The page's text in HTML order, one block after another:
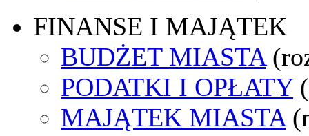
FINANSE I MAJĄTEK
BUDŻET MIASTA
PODATKI I OPŁATY
MAJĄTEK MIASTA